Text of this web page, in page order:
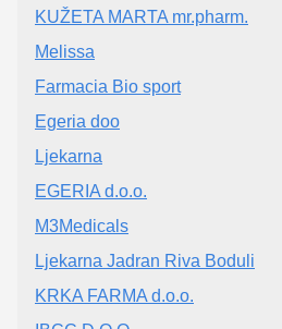
KUŽETA MARTA mr.pharm.
Melissa
Farmacia Bio sport
Egeria doo
Ljekarna
EGERIA d.o.o.
M3Medicals
Ljekarna Jadran Riva Boduli
KRKA FARMA d.o.o.